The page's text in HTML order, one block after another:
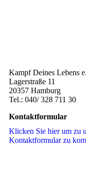
Kampf Deines Lebens
Lagerstraße 11
20357 Hamburg
Tel.: 040/ 328 711 30
Kontaktformular
Klicken Sie hier um zu
Kon­takt­for­mu­lar zu